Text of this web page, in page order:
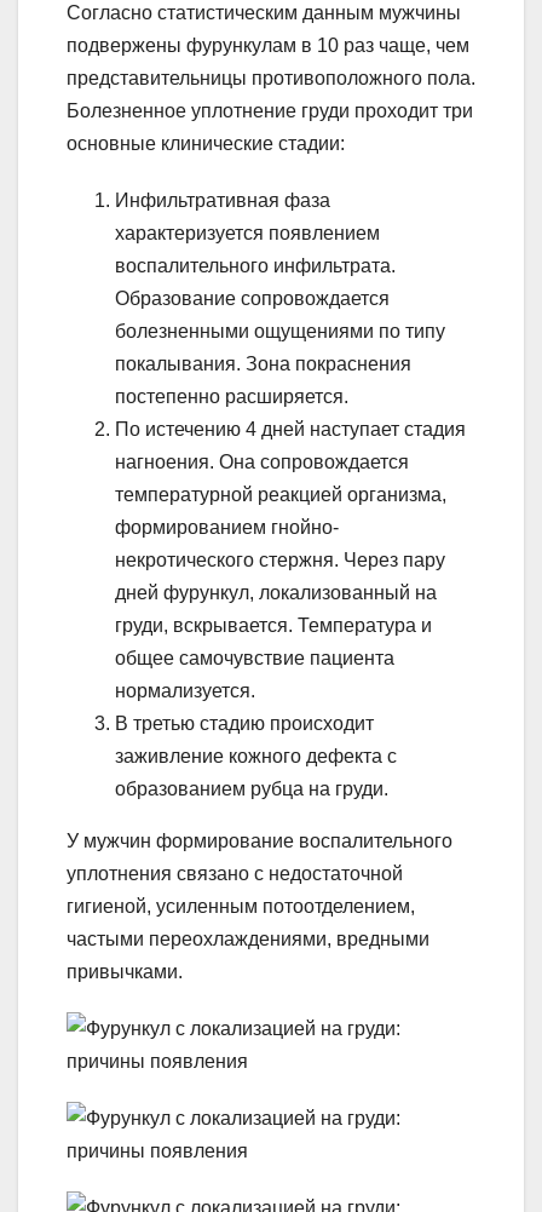
Согласно статистическим данным мужчины
подвержены фурункулам в 10 раз чаще, чем
представительницы противоположного пола.
Болезненное уплотнение груди проходит три
основные клинические стадии:
Инфильтративная фаза
характеризуется появлением
воспалительного инфильтрата.
Образование сопровождается
болезненными ощущениями по типу
покалывания. Зона покраснения
постепенно расширяется.
По истечению 4 дней наступает стадия
нагноения. Она сопровождается
температурной реакцией организма,
формированием гнойно-
некротического стержня. Через пару
дней фурункул, локализованный на
груди, вскрывается. Температура и
общее самочувствие пациента
нормализуется.
В третью стадию происходит
заживление кожного дефекта с
образованием рубца на груди.
У мужчин формирование воспалительного
уплотнения связано с недостаточной
гигиеной, усиленным потоотделением,
частыми переохлаждениями, вредными
привычками.